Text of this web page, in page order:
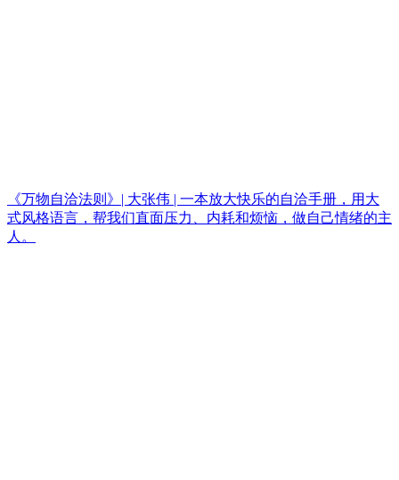
《万物自洽法则》| 大张伟 | 一本放大快乐的自洽手册，用大
式风格语言，帮我们直面压力、内耗和烦恼，做自己情绪的主
人。